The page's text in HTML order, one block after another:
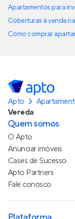
Apartamentos para
Coberturas à venda
Como comprar
Apto
Vereda
Quem somos
O Apto
Anunciar imóveis
Cases de Sucesso
Apto Partners
Fale conosco